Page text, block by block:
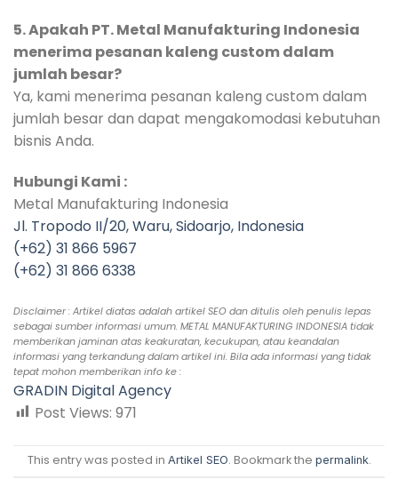
5. Apakah PT. Metal Manufakturing Indonesia
menerima pesanan kaleng custom dalam
jumlah besar?
Ya, kami menerima pesanan kaleng custom dalam
jumlah besar dan dapat mengakomodasi kebutuhan
bisnis Anda.
Hubungi Kami :
Metal Manufakturing Indonesia
Jl. Tropodo II/20, Waru, Sidoarjo, Indonesia
(+62) 31 866 5967
(+62) 31 866 6338
Disclaimer : Artikel diatas adalah artikel SEO dan ditulis oleh penulis lepas
sebagai sumber informasi umum. METAL MANUFAKTURING INDONESIA tidak
memberikan jaminan atas keakuratan, kecukupan, atau keandalan
informasi yang terkandung dalam artikel ini. Bila ada informasi yang tidak
tepat mohon memberikan info ke :
GRADIN Digital Agency
Post Views: 971
This entry was posted in Artikel SEO. Bookmark the permalink.